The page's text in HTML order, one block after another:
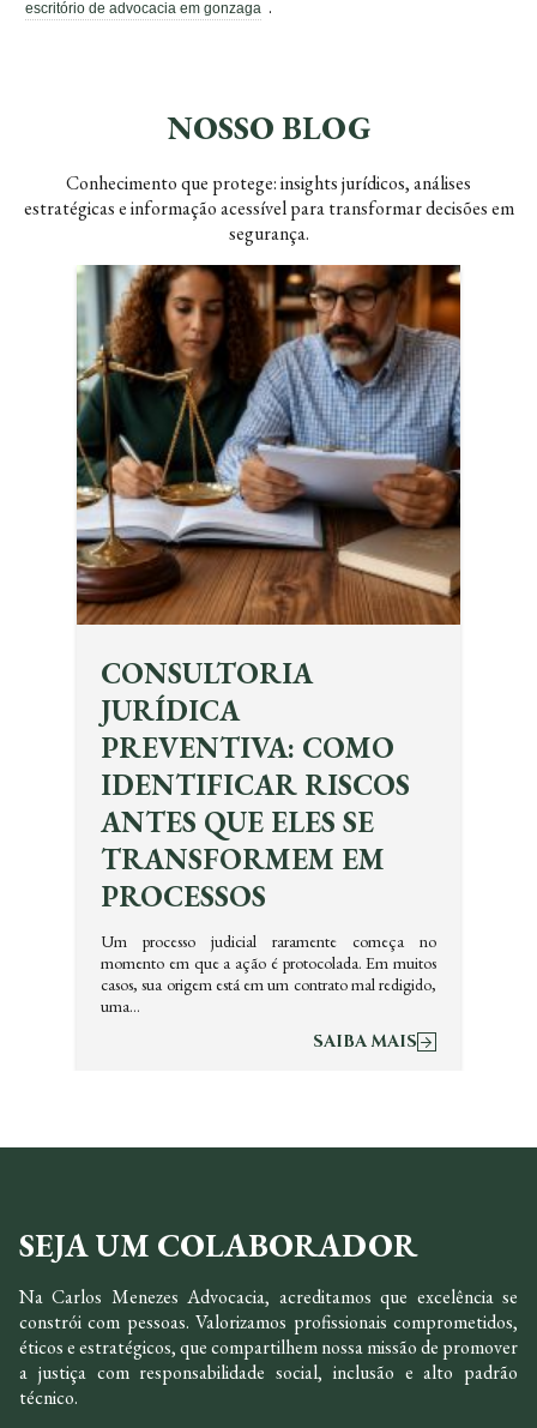
escritório de advocacia em gonzaga .
NOSSO BLOG
Conhecimento que protege: insights jurídicos, análises
estratégicas e informação acessível para transformar decisões em
segurança.
CONSULTORIA
JURÍDICA
PREVENTIVA: COMO
IDENTIFICAR RISCOS
ANTES QUE ELES SE
TRANSFORMEM EM
PROCESSOS
Um processo judicial raramente começa no
momento em que a ação é protocolada. Em muitos
casos, sua origem está em um contrato mal redigido,
uma…
SAIBA MAIS
SEJA UM COLABORADOR
Na Carlos Menezes Advocacia, acreditamos que excelência se
constrói com pessoas. Valorizamos profissionais comprometidos,
éticos e estratégicos, que compartilhem nossa missão de promover
a justiça com responsabilidade social, inclusão e alto padrão
técnico.